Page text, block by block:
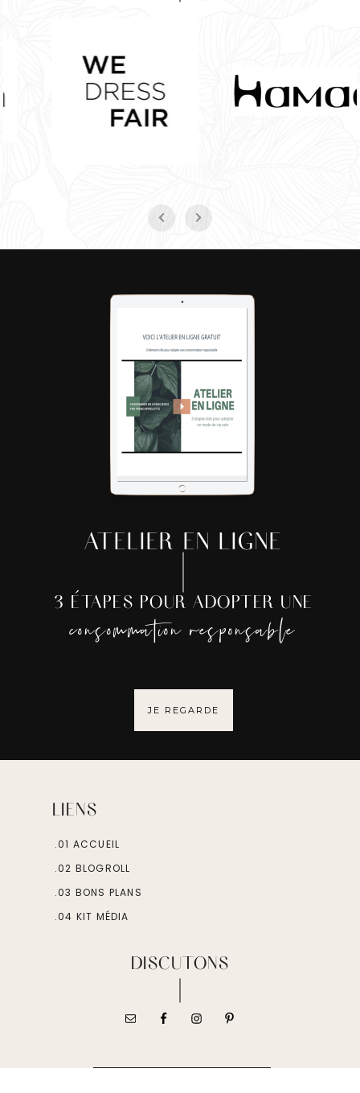
ATELIER EN LIGNE
3 ÉTAPES POUR ADOPTER UNE
consommation responsable
JE REGARDE
LIENS
.01 ACCUEIL
.02 BLOGROLL
.03 BONS PLANS
.04 KIT MÉDIA
DISCUTONS